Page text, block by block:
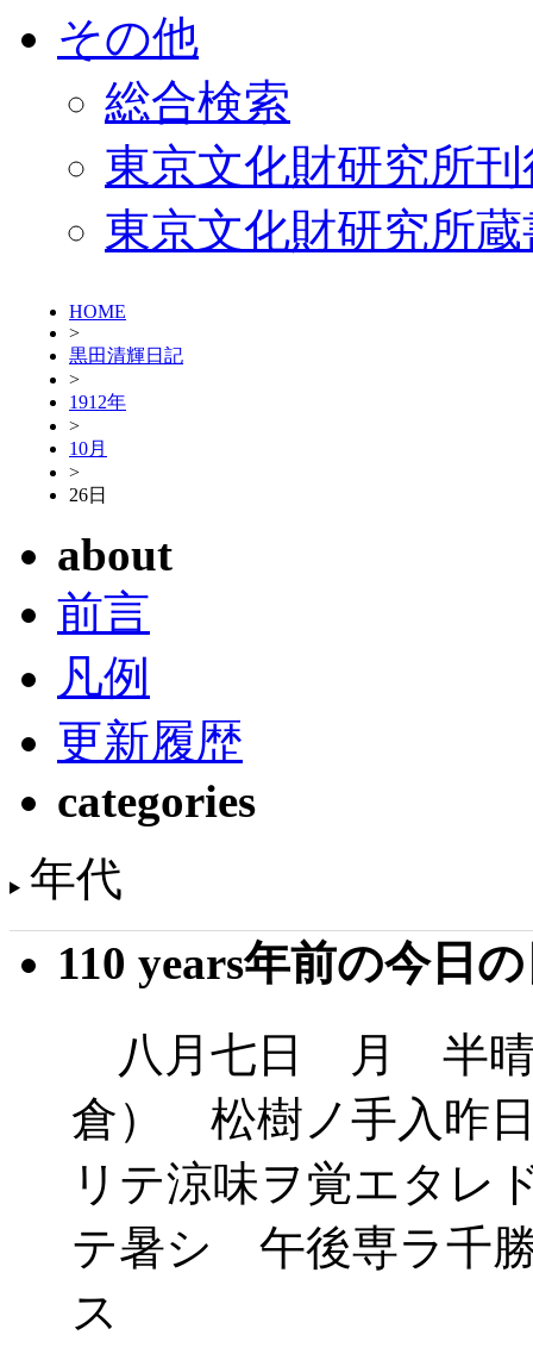
その他
総合検索
東京文化財研究所
東京文化財研究所
HOME
>
黒田清輝日記
>
1912年
>
10月
>
26日
about
前言
凡例
更新履歴
categories
年代
110 years年前の今日
八月七日 月 半晴
倉） 松樹ノ手入昨
リテ涼味ヲ覚エタレ
テ暑シ 午後専ラ千
ス